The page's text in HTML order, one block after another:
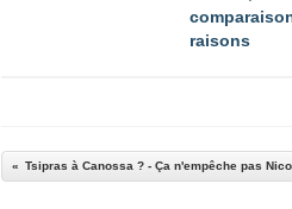
raisons
Tsipras à Canossa ? - Ça n'empêche pas